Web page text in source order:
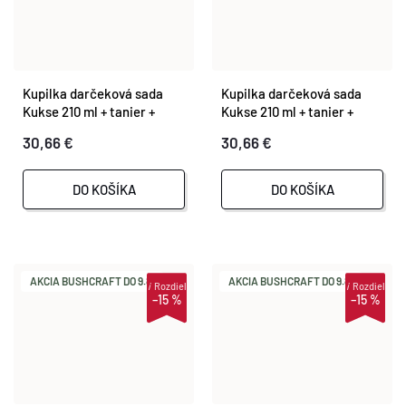
Kupilka darčeková sada
Kukse 210 ml + tanier +
(BLACK)
30,66 €
DO KOŠÍKA
Kupilka darčeková sada
Kukse 210 ml + tanier +
(BROWN)
30,66 €
DO KOŠÍKA
AKCIA BUSHCRAFT DO 9.8.
–15 %
iRozdiel AKCIA BUSHCRAFT DO 9.8.
–15 %
iRozdiel